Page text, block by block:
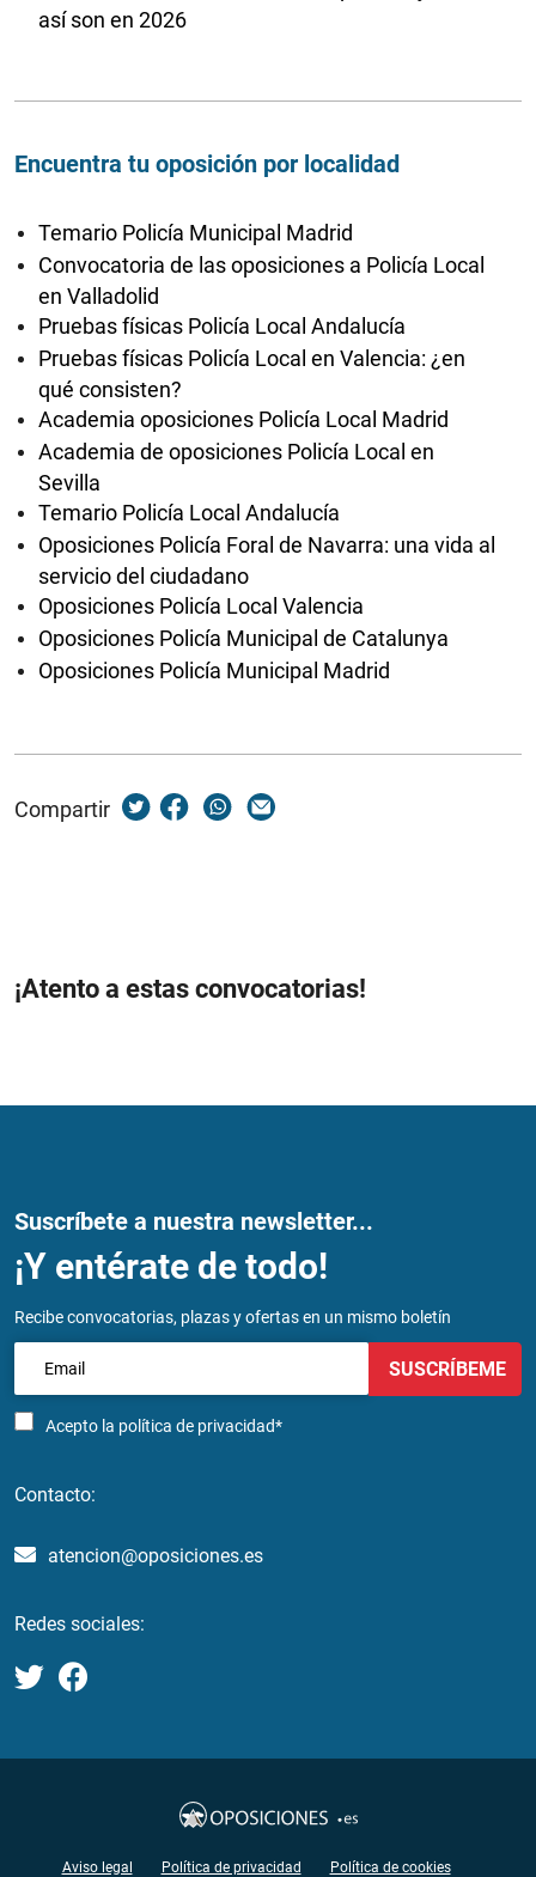
así son en 2026
Encuentra tu oposición por localidad
Temario Policía Municipal Madrid
Convocatoria de las oposiciones a Policía Local
en Valladolid
Pruebas físicas Policía Local Andalucía
Pruebas físicas Policía Local en Valencia: ¿en
qué consisten?
Academia oposiciones Policía Local Madrid
Academia de oposiciones Policía Local en
Sevilla
Temario Policía Local Andalucía
Oposiciones Policía Foral de Navarra: una vida al
servicio del ciudadano
Oposiciones Policía Local Valencia
Oposiciones Policía Municipal de Catalunya
Oposiciones Policía Municipal Madrid
Compartir
¡Atento a estas convocatorias!
Suscríbete a nuestra newsletter...
¡Y entérate de todo!
Recibe convocatorias, plazas y ofertas en un mismo boletín
Acepto la política de privacidad*
SUSCRÍBEME
Contacto:
atencion@oposiciones.es
Redes sociales:
Aviso legal Política de privacidad Política de cookies